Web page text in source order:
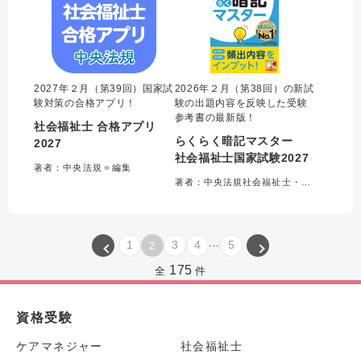
2027年２月（第39回）国家試
験対策の合格アプリ！
社会福祉士 合格アプリ
2027
著者：中央法規＝編集
2026年２月（第38回）の新試
験の出題内容を反映した受験
参考書の最新版！
らくらく暗記マスター
社会福祉士国家試験2027
1 2 3 4 5
全 175 件
資格受験
ケアマネジャー
社会福祉士